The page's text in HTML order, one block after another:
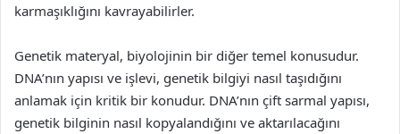
karmaşıklığını kavrayabilirler.
Genetik materyal, biyolojinin bir diğer temel konusudur.
DNA’nın yapısı ve işlevi, genetik bilgiyi nasıl taşıdığını
anlamak için kritik bir konudur. DNA’nın çift sarmal yapısı,
genetik bilginin nasıl kopyalandığını ve aktarılacağını